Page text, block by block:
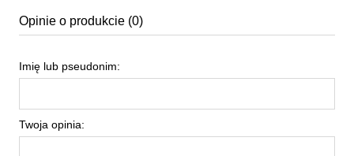
Opinie o produkcie (0)
Imię lub pseudonim:
Twoja opinia: